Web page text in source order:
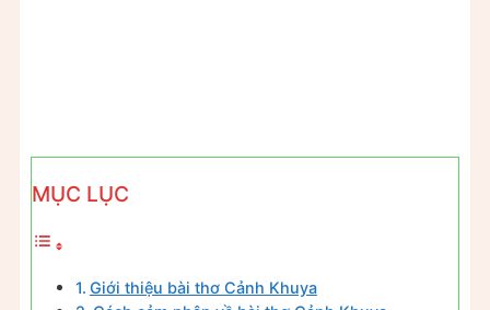
MỤC LỤC
Giới thiệu bài thơ Cảnh Khuya